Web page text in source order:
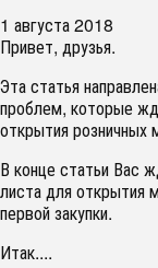
1 августа 2018
Привет, друзья.
Эта статья
проблем, которые
открытия розничных
В конце статьи Вас
листа для открытия
первой закупки.
Итак....